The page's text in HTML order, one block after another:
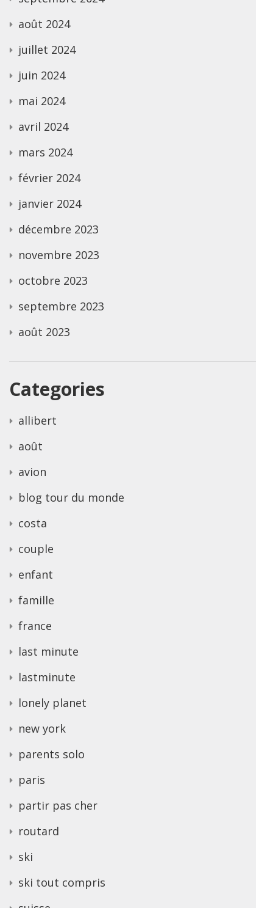
août 2024
juillet 2024
juin 2024
mai 2024
avril 2024
mars 2024
février 2024
janvier 2024
décembre 2023
novembre 2023
octobre 2023
septembre 2023
août 2023
Categories
allibert
août
avion
blog tour du monde
costa
couple
enfant
famille
france
last minute
lastminute
lonely planet
new york
parents solo
paris
partir pas cher
routard
ski
ski tout compris